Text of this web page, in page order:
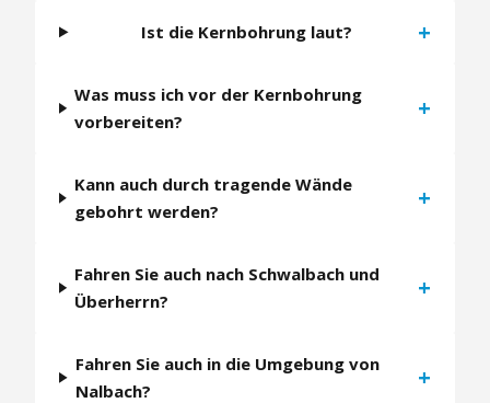
Ist die Kernbohrung laut? +
Was muss ich vor der Kernbohrung
vorbereiten?
+
Kann auch durch tragende Wände
gebohrt werden?
+
Fahren Sie auch nach Schwalbach und
Überherrn?
+
Fahren Sie auch in die Umgebung von
Nalbach?
+